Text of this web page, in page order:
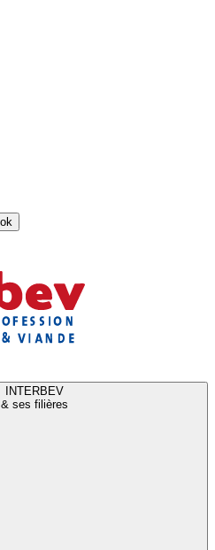
INTERBEV
& ses filières